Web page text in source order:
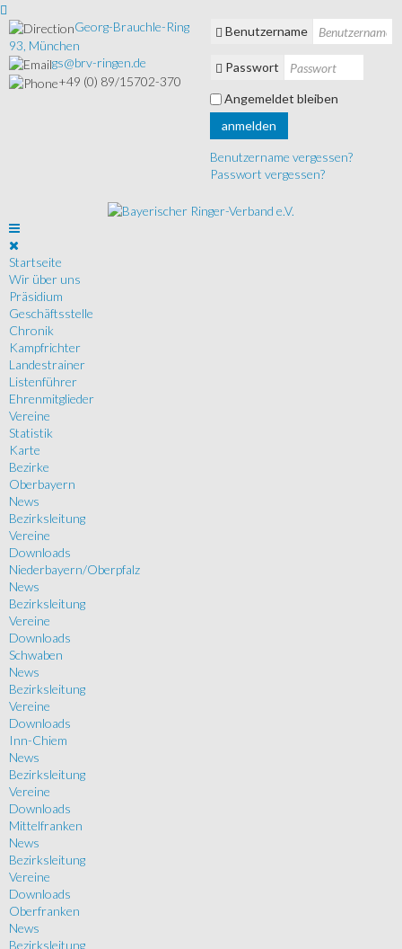
Georg-Brauchle-Ring
93, München
gs@brv-ringen.de
+49 (0) 89/15702-370
Benutzername
Passwort
Angemeldet bleiben
anmelden
Benutzername vergessen?
Passwort vergessen?
Startseite
Wir über uns
Präsidium
Geschäftsstelle
Chronik
Kampfrichter
Landestrainer
Listenführer
Ehrenmitglieder
Vereine
Statistik
Karte
Bezirke
Oberbayern
News
Bezirksleitung
Vereine
Downloads
Niederbayern/Oberpfalz
News
Bezirksleitung
Vereine
Downloads
Schwaben
News
Bezirksleitung
Vereine
Downloads
Inn-Chiem
News
Bezirksleitung
Vereine
Downloads
Mittelfranken
News
Bezirksleitung
Vereine
Downloads
Oberfranken
News
Bezirksleitung